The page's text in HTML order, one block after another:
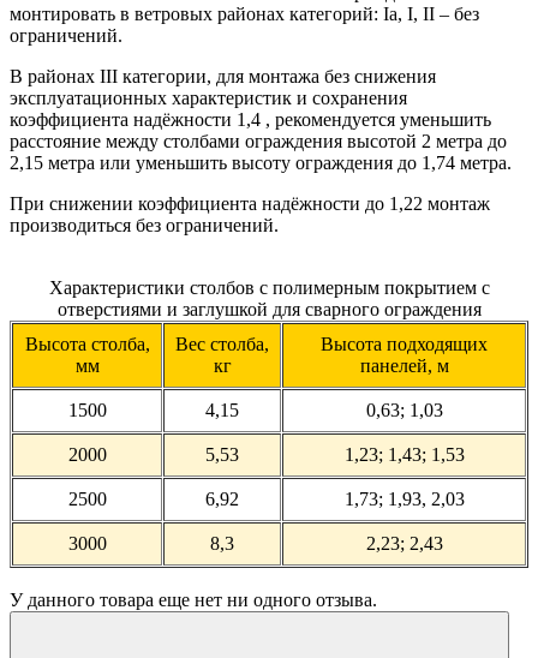
монтировать в ветровых районах категорий: Ia, I, II – без
ограничений.
В районах III категории, для монтажа без снижения
эксплуатационных характеристик и сохранения
коэффициента надёжности 1,4 , рекомендуется уменьшить
расстояние между столбами ограждения высотой 2 метра до
2,15 метра или уменьшить высоту ограждения до 1,74 метра.
При снижении коэффициента надёжности до 1,22 монтаж
производиться без ограничений.
Характеристики столбов с полимерным покрытием с
отверстиями и заглушкой для сварного ограждения
Высота столба,
мм
Вес столба,
кг
Высота подходящих
панелей, м
1500 4,15 0,63; 1,03
2000 5,53 1,23; 1,43; 1,53
2500 6,92 1,73; 1,93, 2,03
3000 8,3 2,23; 2,43
У данного товара еще нет ни одного отзыва.